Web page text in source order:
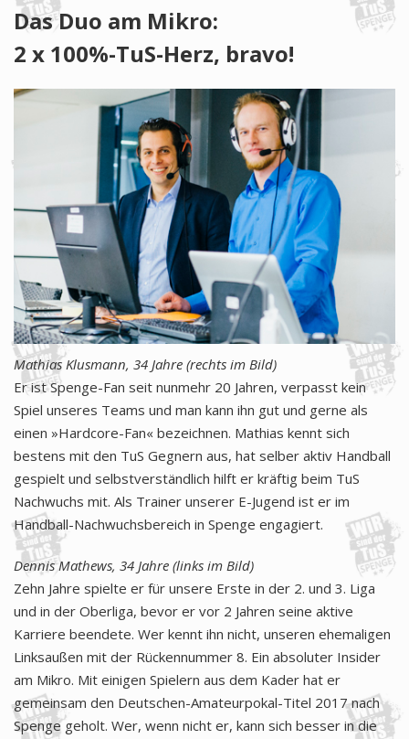
Das Duo am Mikro:
2 x 100%-TuS-Herz, bravo!
Mathias Klusmann, 34 Jahre (rechts im Bild)
Er ist Spenge-Fan seit nunmehr 20 Jahren, verpasst kein
Spiel unseres Teams und man kann ihn gut und gerne als
einen »Hardcore-Fan« bezeichnen. Mathias kennt sich
bestens mit den TuS Gegnern aus, hat selber aktiv Handball
gespielt und selbstverständlich hilft er kräftig beim TuS
Nachwuchs mit. Als Trainer unserer E-Jugend ist er im
Handball-Nachwuchsbereich in Spenge engagiert.
Dennis Mathews, 34 Jahre (links im Bild)
Zehn Jahre spielte er für unsere Erste in der 2. und 3. Liga
und in der Oberliga, bevor er vor 2 Jahren seine aktive
Karriere beendete. Wer kennt ihn nicht, unseren ehemaligen
Linksaußen mit der Rückennummer 8. Ein absoluter Insider
am Mikro. Mit einigen Spielern aus dem Kader hat er
gemeinsam den Deutschen-Amateurpokal-Titel 2017 nach
Spenge geholt. Wer, wenn nicht er, kann sich besser in die